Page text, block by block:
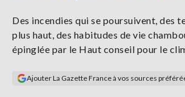
Se
Des incendies qui se poursuivent, des
plus haut, des habitudes de vie
épinglée par le Haut conseil pour le
Ajouter La Gazette France à vos sources